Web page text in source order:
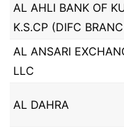
AL AHLI BANK OF
K.S.CP (DIFC
AL ANSARI
LLC
AL DAHRA